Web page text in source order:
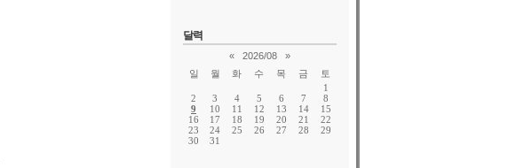
달력
« 2026/08
»
일
월 화 수 목 금
토
1
2
3 4 5 6 7
8
9
10 11 12 13 14
15
16
17 18 19 20 21
22
23
24 25 26 27 28
29
30
31